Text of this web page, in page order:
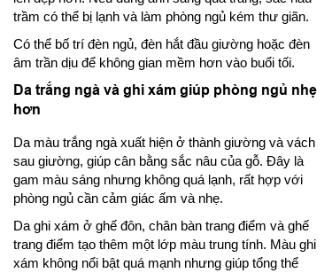
trầm có thể bị lạnh và làm phòng ngủ kém thư giãn.
Có thể bố trí đèn ngủ, đèn hắt đầu giường hoặc đèn
âm trần dịu để không gian mềm hơn vào buổi tối.
Da trắng ngà và ghi xám giúp phòng ngủ nhẹ
hơn
Da màu trắng ngà xuất hiện ở thành giường và vách
sau giường, giúp cân bằng sắc nâu của gỗ. Đây là
gam màu sáng nhưng không quá lạnh, rất hợp với
phòng ngủ cần cảm giác ấm và nhẹ.
Da ghi xám ở ghế đôn, chân bàn trang điểm và ghế
trang điểm tạo thêm một lớp màu trung tính. Màu ghi
xám không nổi bật quá mạnh nhưng giúp tổng thể